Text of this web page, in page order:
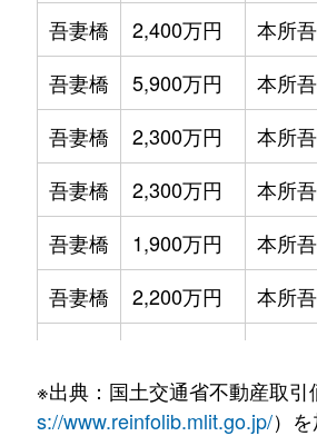
吾妻橋
2,400万円
本所
吾妻橋
5,900万円
本所
吾妻橋
2,300万円
本所
吾妻橋
2,300万円
本所
吾妻橋
1,900万円
本所
吾妻橋
2,200万円
本所
吾妻橋
2,400万円
本所
※出典：国土交通省不動産取引
s://www.reinfolib.mlit.go.jp/）